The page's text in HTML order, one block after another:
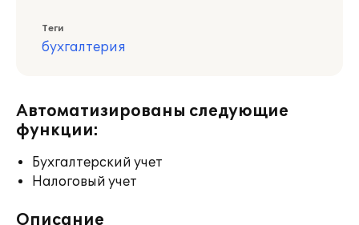
Теги
бухгалтерия
Автоматизированы следующие
функции:
Бухгалтерский учет
Налоговый учет
Описание